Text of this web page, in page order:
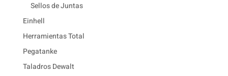
Sellos de Juntas
Einhell
Herramientas Total
Pegatanke
Taladros Dewalt